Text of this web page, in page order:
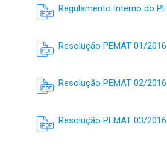
Regulamento Interno do
Resolução PEMAT 01/
Resolução PEMAT 02/
Resolução PEMAT 03/